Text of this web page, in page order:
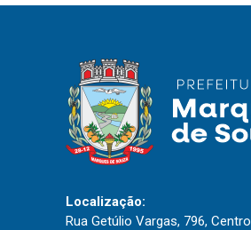
Localização:
Rua Getúlio Vargas, 796, Centro